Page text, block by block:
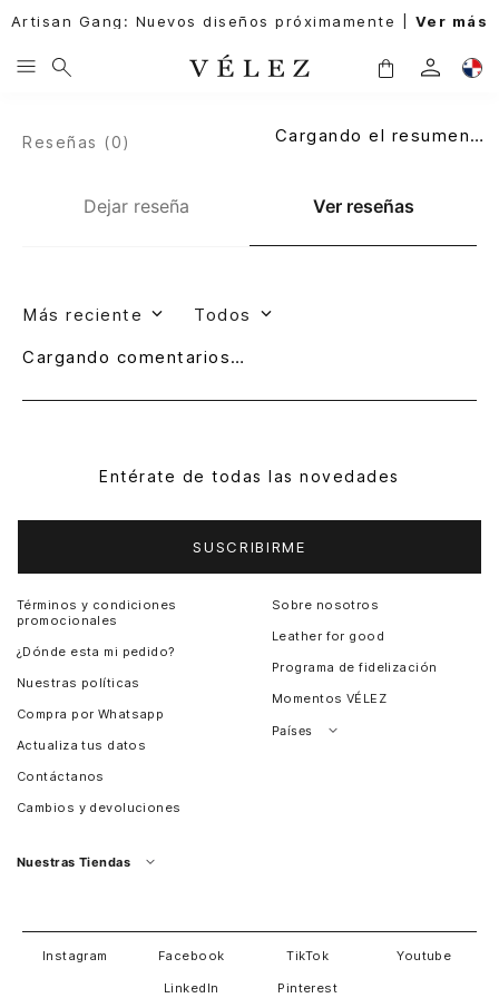
Artisan Gang: Nuevos diseños próximamente | Ver más
Dejar reseña Ver reseñas
Reseñas (0) Cargando el resumen…
Más reciente Todos
Cargando comentarios…
Entérate de todas las novedades
SUSCRIBIRME
Términos y condiciones
promocionales
¿Dónde esta mi pedido?
Nuestras políticas
Compra por Whatsapp
Actualiza tus datos
Contáctanos
Cambios y devoluciones
Sobre nosotros
Leather for good
Programa de fidelización
Momentos VÉLEZ
Países
Costa Rica
Nuestras Tiendas
Instagram
Facebook TikTok Youtube
LinkedIn Pinterest